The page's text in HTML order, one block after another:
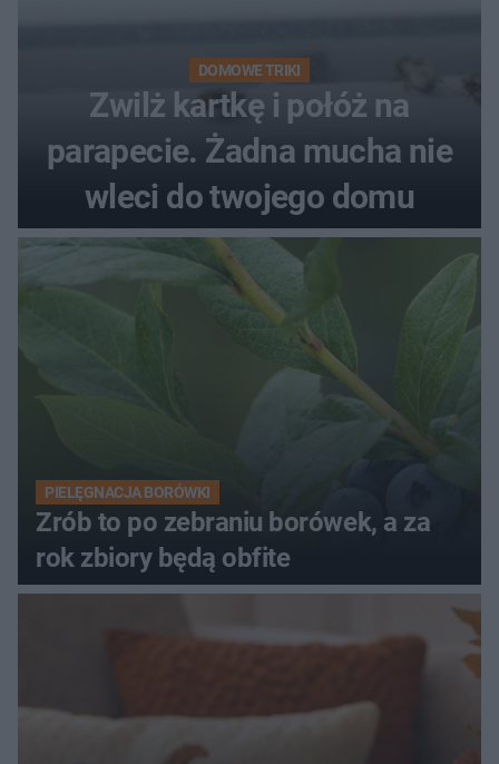
DOMOWE TRIKI
Zwilż kartkę i połóż na
parapecie. Żadna mucha nie
wleci do twojego domu
PIELĘGNACJA BORÓWKI
Zrób to po zebraniu borówek, a za
rok zbiory będą obfite